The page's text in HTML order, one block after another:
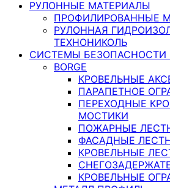
РУЛОННЫЕ МАТЕРИАЛЫ
ПРОФИЛИРОВАННЫЕ
РУЛОННАЯ
ТЕХНОНИКОЛЬ
СИСТЕМЫ БЕЗОПАСНОСТИ
BORGE
КРОВЕЛЬНЫЕ
ПАРАПЕТНОЕ
ПЕРЕХОДНЫЕ
МОСТИКИ
ПОЖАРНЫЕ
ФАСАДНЫЕ
КРОВЕЛЬНЫЕ
КРОВЕЛЬНЫЕ